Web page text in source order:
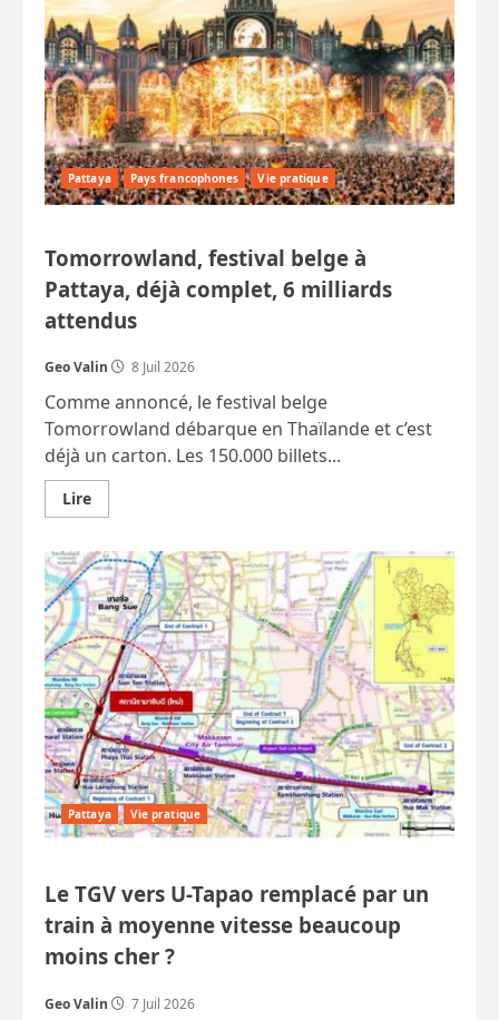
Pattaya Pays francophones Vie pratique
Tomorrowland, festival belge à
Pattaya, déjà complet, 6 milliards
attendus
Geo Valin 8 Juil 2026
Comme annoncé, le festival belge
Tomorrowland débarque en Thaïlande et c’est
déjà un carton. Les 150.000 billets...
LireEn
savoir
Tomorrowland,
festival
belge
à
Pattaya,
déjà
complet,
6
milliards
attendus
Pattaya Vie pratique
Le TGV vers U-Tapao remplacé par un
train à moyenne vitesse beaucoup
moins cher ?
Geo Valin 7 Juil 2026